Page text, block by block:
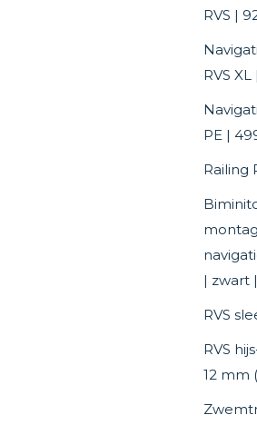
RVS |
RVS
PE |
Railing
| zwart
RVS
RVS
12 mm